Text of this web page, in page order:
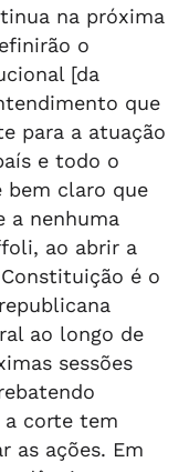
na próxima
o
[da
que
para a atuação
e todo o
bem claro que
a nenhuma
ao abrir a
Constituição é o
ao longo de
sessões
corte tem
as ações. Em